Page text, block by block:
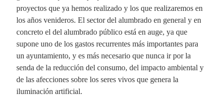
proyectos que ya hemos realizado y los que realizaremos en
los años venideros. El sector del alumbrado en general y en
concreto el del alumbrado público está en auge, ya que
supone uno de los gastos recurrentes más importantes para
un ayuntamiento, y es más necesario que nunca ir por la
senda de la reducción del consumo, del impacto ambiental y
de las afecciones sobre los seres vivos que genera la
iluminación artificial.